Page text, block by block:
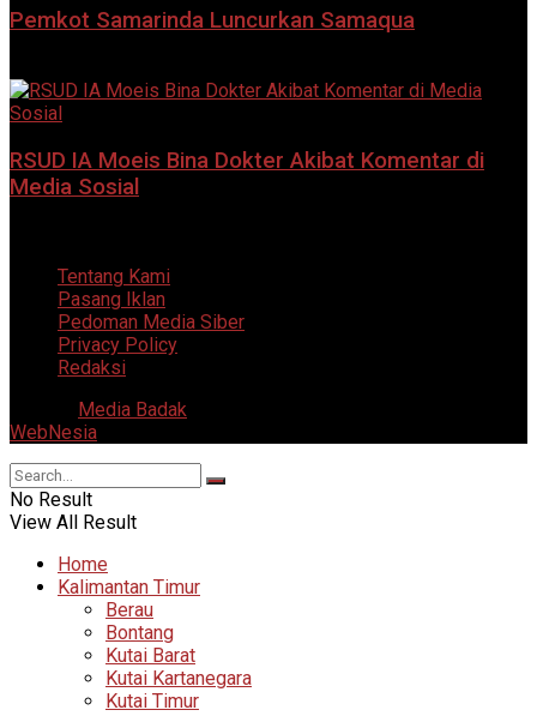
Pemkot Samarinda Luncurkan Samaqua
RSUD IA Moeis Bina Dokter Akibat Komentar di
Media Sosial
Tentang Kami
Pasang Iklan
Pedoman Media Siber
Privacy Policy
Redaksi
Media Badak
WebNesia
No Result
View All Result
Home
Kalimantan Timur
Berau
Bontang
Kutai Barat
Kutai Kartanegara
Kutai Timur